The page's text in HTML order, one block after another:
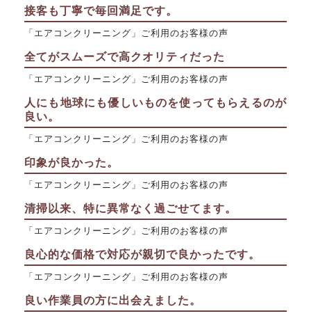
接客も丁寧で毎回満足です。
「エアコンクリーニング」ご利用のお客様の声
全てがスムーズで高クオリティだった
「エアコンクリーニング」ご利用のお客様の声
人にも地球にも優しいものを使ってもらえるのが
良い。
「エアコンクリーニング」ご利用のお客様の声
印象が良かった。
「エアコンクリーニング」ご利用のお客様の声
清掃以来、特に異常なく過ごせてます。
「エアコンクリーニング」ご利用のお客様の声
良心的な価格で対応が親切で良かったです。
「エアコンクリーニング」ご利用のお客様の声
良い作業員の方に出会えました。